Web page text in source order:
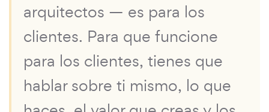
arquitectos — es para los
clientes. Para que funcione
para los clientes, tienes que
hablar sobre ti mismo, lo que